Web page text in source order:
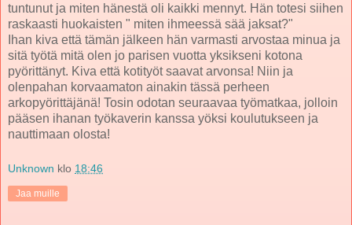
tuntunut ja miten hänestä oli kaikki mennyt. Hän totesi siihen
raskaasti huokaisten " miten ihmeessä sää jaksat?"
Ihan kiva että tämän jälkeen hän varmasti arvostaa minua ja
sitä työtä mitä olen jo parisen vuotta yksikseni kotona
pyörittänyt. Kiva että kotityöt saavat arvonsa! Niin ja
olenpahan korvaamaton ainakin tässä perheen
arkopyörittäjänä! Tosin odotan seuraavaa työmatkaa, jolloin
pääsen ihanan työkaverin kanssa yöksi koulutukseen ja
nauttimaan olosta!
Unknown klo 18:46
Jaa muille